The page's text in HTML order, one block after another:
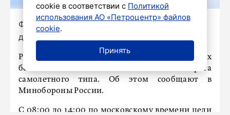
Фото: Александр Глуз / «Петербургский
дневник»
Российские ПВО уничтожили 32 украинских
беспилотных летательных аппарата
самолетного типа. Об этом сообщают в
Минобороны России.
С 08:00 до 14:00 по московскому времени цели
cookie в соответствии с Политикой
использования АО «Петроцентр» файлов
cookie.
Принять